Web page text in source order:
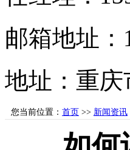
邮箱地址：
地址：重庆
您当前位置： 首页 >> 新闻资讯